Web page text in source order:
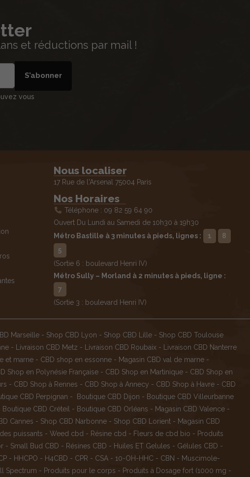
et réductions par mail !
S’abonner
vous
Nous localiser
17 Rue de l'Arsenal 75004 Paris
Nos Horaires
Téléphone : 09 82 59 64 90
Ouvert Du Lundi au Samedi de 10h30 à 19h30
Métro Bastille à 3 minutes à pieds, lignes :
1
8
5
(Sortie 6 : boulevard Henri IV)
Métro Sully – Morland à 2 minutes à pieds, ligne :
7
(Sortie 3 : boulevard Henri IV)
Marseille - Shop CBD Lyon - Shop CBD Lille - Shop CBD Toulouse
- Livraison CBD Metz - Livraison CBD Roubaix - Livraison CBD Nanterre
et marne - CBD shop en essonne - Magasin CBD val de marne -
Shop en Polynésie Française - CBD Shop en Martinique - CBD Shop en
- CBD Shop à Rennes - CBD Shop à Annecy - CBD Shop à Havre - CBD
CBD Perpignan - Boutique CBD Dijon - Boutique CBD Villeurbanne
Boutique CBD Créteil - Boutique CBD Orléans - Magasin CBD Valence -
Cannes - Shop CBD Narbonne - Shop CBD Lorient - Magasin CBD
puissants - Weed cbd - Résine cbd - Fleurs de cbd bio - Produits
- Small Bud CBD - Résines CBD - Huiles ET Gelules - Gélules CBD -
- HHCPO - H4CBD - CPR - CSA - 10-OH-HHC - CBN - Muscimole-
Spectrum - Produits pour le corps - Produits à Dosage fort (1000 mg -